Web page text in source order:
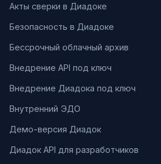
Акты сверки в Диадоке
Безопасность в Диадоке
Бессрочный облачный архив
Внедрение API под ключ
Внедрение Диадока под ключ
Внутренний ЭДО
Демо-версия Диадок
Диадок API для разработчиков